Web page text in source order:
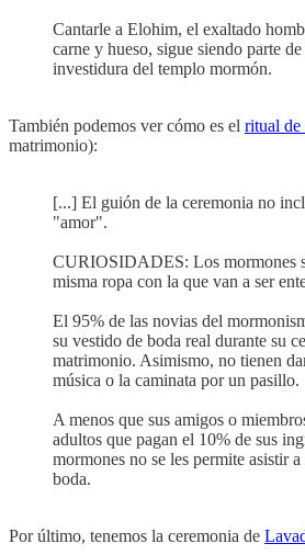
Cantarle a Elohim, el exaltado
carne y hueso, sigue siendo parte
investidura del templo mormón.
También podemos ver cómo es el ritual de
matrimonio):
[...] El guión de la ceremonia no
"amor".
CURIOSIDADES: Los mormones
misma ropa con la que van a ser
El 95% de las novias del
su vestido de boda real durante su
matrimonio. Asimismo, no tienen
música o la caminata por un pasillo.
A menos que sus amigos o
adultos que pagan el 10% de sus
mormones no se les permite asistir
boda.
Por último, tenemos la ceremonia de